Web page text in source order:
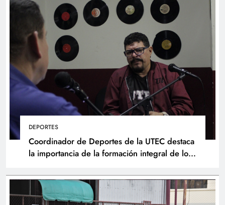
DEPORTES
Coordinador de Deportes de la UTEC destaca
la importancia de la formación integral de los